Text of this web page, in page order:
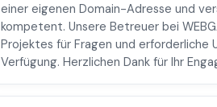
einer eigenen Domain-Adresse und
kompetent. Unsere Betreuer bei
Projektes für Fragen und
Verfügung. Herzlichen Dank für Ihr